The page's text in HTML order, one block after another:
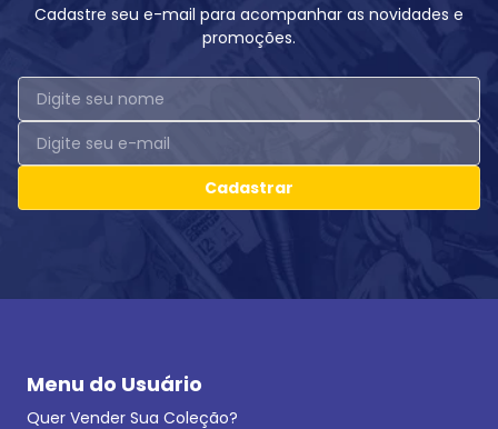
Cadastre seu e-mail para acompanhar as novidades e
promoções.
Cadastrar
Menu do Usuário
Quer Vender Sua Coleção?